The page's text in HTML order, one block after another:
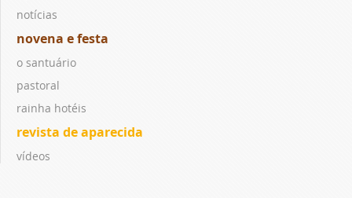
notícias
novena e festa
o santuário
pastoral
rainha hotéis
revista de aparecida
vídeos